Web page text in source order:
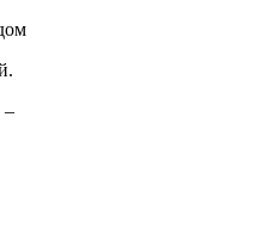
–